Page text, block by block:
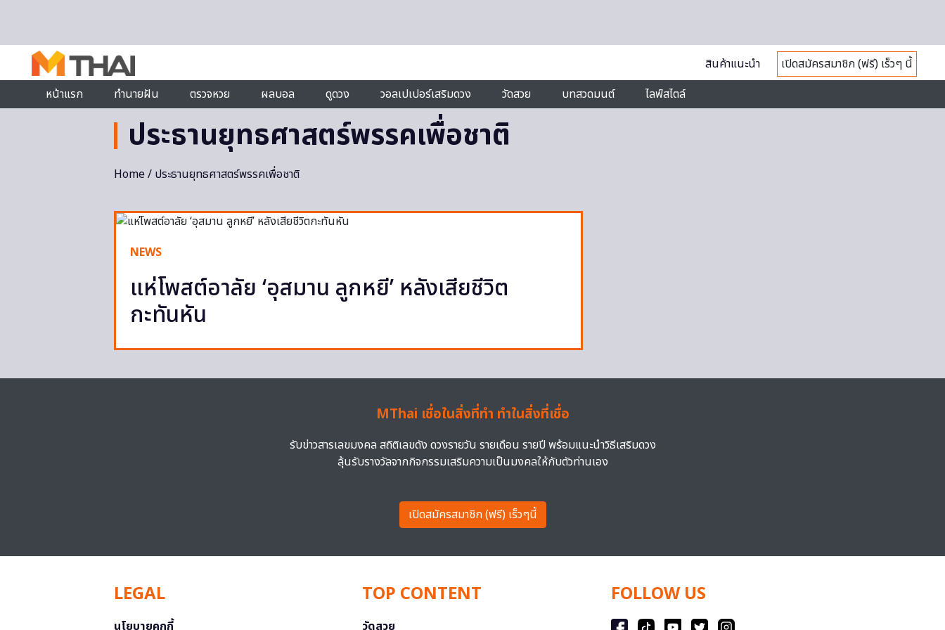
สินค้าแนะนำ
เปิดสมัครสมาชิก (ฟรี) เร็วๆ นี้
หน้าแรก
ทำนายฝัน ตรวจหวย ผลบอล ดูดวง วอลเปเปอร์เสริมดวง วัดสวย บทสวดมนต์ ไลฟ์สไตล์
ประธานยุทธศาสตร์พรรคเพื่อชาติ
Home/ ประธานยุทธศาสตร์พรรคเพื่อชาติ
NEWS
แห่โพสต์อาลัย ‘อุสมาน ลูกหยี’ หลังเสียชีวิต
กะทันหัน
MThai เชื่อในสิ่งที่ทำ ทำในสิ่งที่เชื่อ
รับข่าวสารเลขมงคล สถิติเลขดัง ดวงรายวัน รายเดือน รายปี พร้อมแนะนำวิธีเสริมดวง
ลุ้นรับรางวัลจากกิจกรรมเสริมความเป็นมงคลให้กับตัวท่านเอง
เปิดสมัครสมาชิก (ฟรี) เร็วๆนี้
LEGAL
นโยบายคุกกี้
TOP CONTENT
วัดสวย
FOLLOW US